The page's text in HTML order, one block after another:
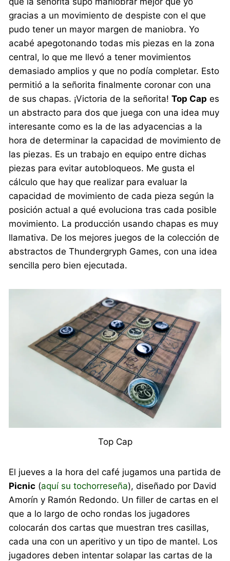
gracias a un movimiento de despiste con el que
pudo tener un mayor margen de maniobra. Yo
acabé apegotonando todas mis piezas en la zona
central, lo que me llevó a tener movimientos
demasiado amplios y que no podía completar. Esto
permitió a la señorita finalmente coronar con una
de sus chapas. ¡Victoria de la señorita!Top Cap es
un abstracto para dos que juega con una idea muy
interesante como es la de las adyacencias a la
hora de determinar la capacidad de movimiento de
las piezas. Es un trabajo en equipo entre dichas
piezas para evitar autobloqueos. Me gusta el
cálculo que hay que realizar para evaluar la
capacidad de movimiento de cada pieza según la
posición actual a qué evoluciona tras cada posible
movimiento. La producción usando chapas es muy
llamativa. De los mejores juegos de la colección de
abstractos de Thundergryph Games, con una idea
sencilla pero bien ejecutada.
Top Cap
El jueves a la hora del café jugamos una partida de
Picnic (aquí su tochorreseña), diseñado por David
Amorín y Ramón Redondo. Un filler de cartas en el
que a lo largo de ocho rondas los jugadores
colocarán dos cartas que muestran tres casillas,
cada una con un aperitivo y un tipo de mantel. Los
jugadores deben intentar solapar las cartas de la